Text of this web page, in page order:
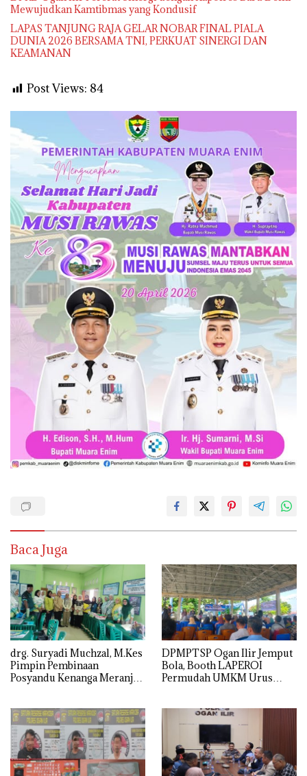
Mewujudkan Kamtibmas yang Kondusif
LAPAS TANJUNG RAJA GELAR NOBAR FINAL PIALA
DUNIA 2026 BERSAMA TNI, PERKUAT SINERGI DAN
KEAMANAN
Post Views: 84
Baca Juga
drg. Suryadi Muchzal, M.Kes
Pimpin Pembinaan
Posyandu Kenanga Meranjat
Provinsi
DPMPTSP Ogan Ilir Jemput
Bola, Booth LAPEROI
Permudah UMKM Urus